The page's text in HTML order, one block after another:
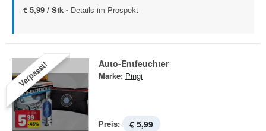
€ 5,99 / Stk - Details im Prospekt
Verpasst! Auto-Entfeuchter
Marke: Pingi
Preis: € 5,99